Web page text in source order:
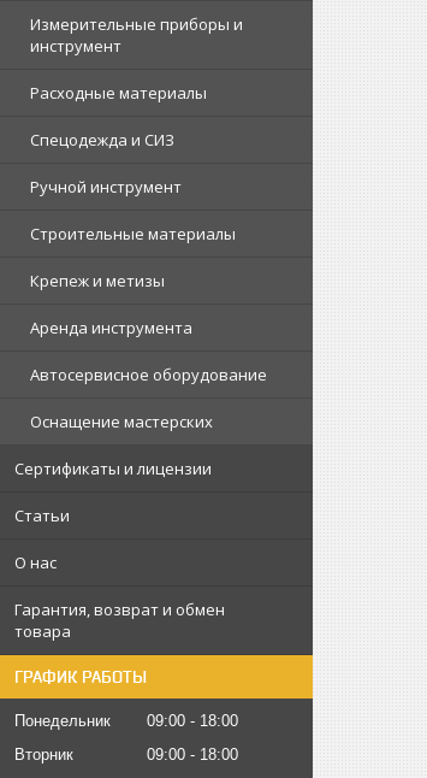
Измерительные приборы и
инструмент
Расходные материалы
Спецодежда и СИЗ
Ручной инструмент
Строительные материалы
Крепеж и метизы
Аренда инструмента
Автосервисное оборудование
Оснащение мастерских
Сертификаты и лицензии
Статьи
О нас
Гарантия, возврат и обмен
товара
ГРАФИК РАБОТЫ
Понедельник 09:00
18:00
Вторник
09:00
18:00